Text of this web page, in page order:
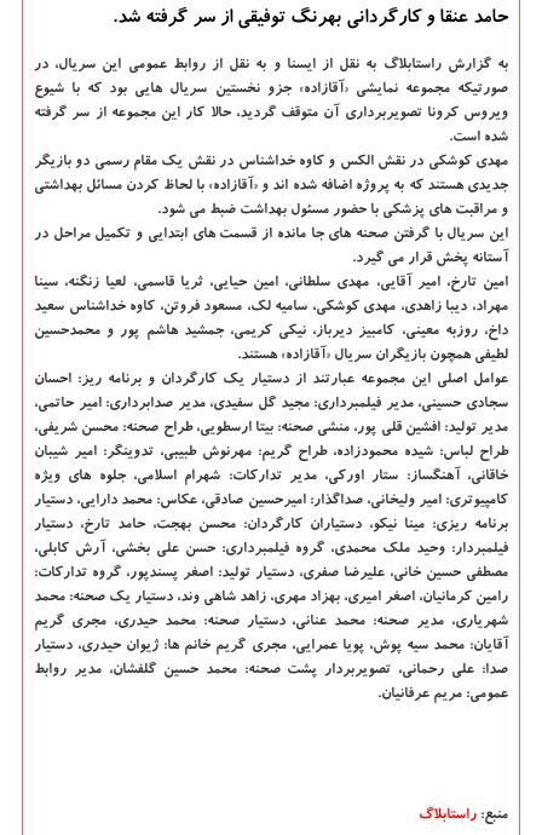
حامد عنقا و كارگردانی بهرنگ توفیقی از سر گرفته شد.
به گزارش راستابلاگ به نقل از ایسنا و به نقل از روابط عمومی این سریال، در
صورتیکه مجموعه نمایشی «آقازاده» جزو نخستین سریال هایی بود که با شیوع
ویروس کرونا تصویربرداری آن متوقف گردید، حالا کار این مجموعه از سر گرفته
شده است.
مهدی کوشکی در نقش الکس و کاوه خداشناس در نقش یک مقام رسمی دو بازیگر
جدیدی هستند که به پروژه اضافه شده اند و «آقازاده» با لحاظ کردن مسائل بهداشتی
و مراقبت های پزشکی با حضور مسئول بهداشت ضبط می شود.
این سریال با گرفتن صحنه های جا مانده از قسمت های ابتدایی و تکمیل مراحل در
آستانه پخش قرار می گیرد.
امین تارخ، امیر آقایی، مهدی سلطانی، امین حیایی، ثریا قاسمی، لعیا زنگنه، سینا
مهراد، دیبا زاهدی، مهدی کوشکی، سامیه لک، مسعود فروتن، کاوه خداشناس سعید
داخ، روزبه معینی، کامبیز دیرباز، نیکی کریمی، جمشید هاشم پور و محمدحسین
لطیفی همچون بازیگران سریال «آقازاده» هستند.
عوامل اصلی این مجموعه عبارتند از دستیار یک کارگردان و برنامه ریز: احسان
سجادی حسینی، مدیر فیلمبرداری: مجید گل سفیدی، مدیر صدابرداری: امیر حاتمی،
مدیر تولید: افشین قلی پور، منشی صحنه: بیتا ارسطویی، طراح صحنه: محسن شریفی،
طراح لباس: شیده محمودزاده، طراح گریم: مهرنوش طبیبی، تدوینگر: امیر شیبان
خاقانی، آهنگساز: ستار اورکی، مدیر تدارکات: شهرام اسلامی، جلوه های ویژه
کامپیوتری: امیر ولیخانی، صداگذار: امیرحسین صادقی، عکاس: محمد دارایی، دستیار
برنامه ریزی: مینا نیکو، دستیاران کارگردان: محسن بهجت، حامد تارخ، دستیار
فیلمبردار: وحید ملک محمدی، گروه فیلمبرداری: حسن علی بخشی، آرش کابلی،
مصطفی حسین خانی، علیرضا صفری، دستیار تولید: اصغر پسندپور، گروه تدارکات:
رامین کرمانیان، اصغر امیری، بهزاد مهری، زاهد شاهی وند، دستیار یک صحنه: محمد
شهریاری، مدیر صحنه: محمد عنانی، دستیار صحنه: محمد حیدری، مجری گریم
آقایان: محمد سیه پوش، پویا عمرایی، مجری گریم خانم ها: ژیوان حیدری، دستیار
صدا: علی رحمانی، تصویربردار پشت صحنه: محمد حسین گلفشان، مدیر روابط
عمومی: مریم عرفانیان.
منبع: راستابلاگ